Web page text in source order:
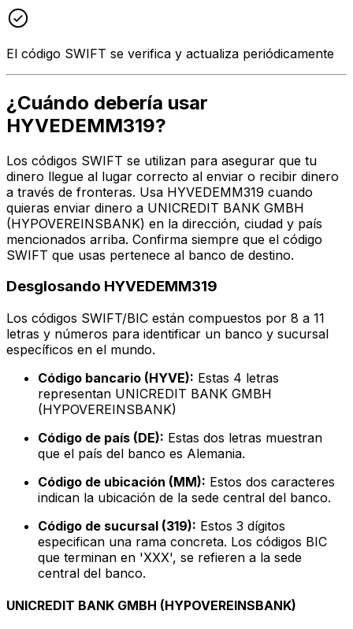
El código SWIFT se verifica y actualiza periódicamente
¿Cuándo debería usar
HYVEDEMM319?
Los códigos SWIFT se utilizan para asegurar que tu
dinero llegue al lugar correcto al enviar o recibir dinero
a través de fronteras. Usa HYVEDEMM319 cuando
quieras enviar dinero a UNICREDIT BANK GMBH
(HYPOVEREINSBANK) en la dirección, ciudad y país
mencionados arriba. Confirma siempre que el código
SWIFT que usas pertenece al banco de destino.
Desglosando HYVEDEMM319
Los códigos SWIFT/BIC están compuestos por 8 a 11
letras y números para identificar un banco y sucursal
específicos en el mundo.
Código bancario (HYVE): Estas 4 letras
representan UNICREDIT BANK GMBH
(HYPOVEREINSBANK)
Código de país (DE): Estas dos letras muestran
que el país del banco es Alemania.
Código de ubicación (MM): Estos dos caracteres
indican la ubicación de la sede central del banco.
Código de sucursal (319): Estos 3 dígitos
especifican una rama concreta. Los códigos BIC
que terminan en 'XXX', se refieren a la sede
central del banco.
UNICREDIT BANK GMBH (HYPOVEREINSBANK)